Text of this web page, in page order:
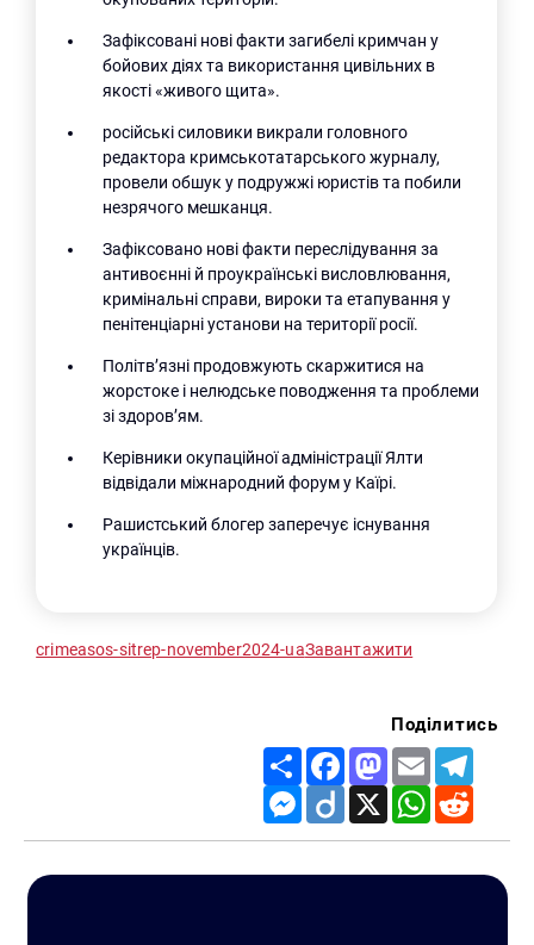
Зафіксовані нові факти загибелі кримчан у
бойових діях та використання цивільних в
якості «живого щита».
російські силовики викрали головного
редактора кримськотатарського журналу,
провели обшук у подружжі юристів та побили
незрячого мешканця.
Зафіксовано нові факти переслідування за
антивоєнні й проукраїнські висловлювання,
кримінальні справи, вироки та етапування у
пенітенціарні установи на території росії.
Політв’язні продовжують скаржитися на
жорстоке і нелюдське поводження та проблеми
зі здоров’ям.
Керівники окупаційної адміністрації Ялти
відвідали міжнародний форум у Каїрі.
Рашистський блогер заперечує існування
українців.
crimeasos-sitrep-november2024-uaЗавантажити
Поділитись
Share FacebookMastodon
Email
Messenger
Diigo X WhatsApp